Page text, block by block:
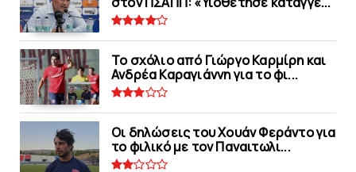
Το σχόλιο από Γιώργο Καρμίρη και
Ανδρέα Καραγιάννη για το φι...
Οι δηλώσεις του Χουάν Φεράντο για
το φιλικό με τoν Παναιτωλι...